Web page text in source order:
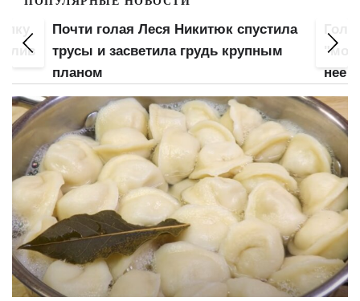
Почти голая Леся Никитюк спустила
трусы и засветила грудь крупным
планом
нее